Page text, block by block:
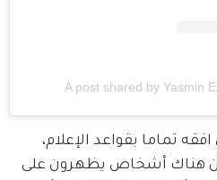
A post shared by Yasmin
تماما بقواعد الإعلام،
أن هناك أشخاص يظهرون على